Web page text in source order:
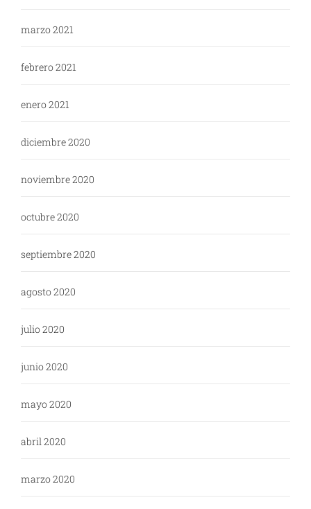
marzo 2021
febrero 2021
enero 2021
diciembre 2020
noviembre 2020
octubre 2020
septiembre 2020
agosto 2020
julio 2020
junio 2020
mayo 2020
abril 2020
marzo 2020